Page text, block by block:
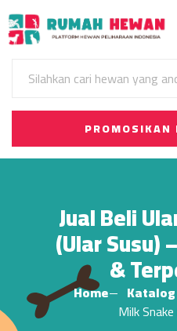
Jual Beli
(Ular Susu)
&
Home
Milk